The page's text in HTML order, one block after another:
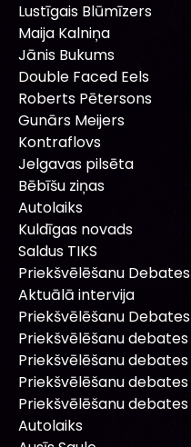
Lustīgais Blūmīzers
Maija Kalniņa
Jānis Bukums
Double Faced Eels
Roberts Pētersons
Gunārs Meijers
Kontraflovs
Jelgavas pilsēta
Bēbīšu ziņas
Autolaiks
Kuldīgas novads
Saldus TIKS
Priekšvēlēšanu Debates
Aktuālā intervija
Priekšvēlēšanu Debates
Priekšvēlēšanu debates
Priekšvēlēšanu debates
Priekšvēlēšanu debates
Priekšvēlēšanu debates
Autolaiks